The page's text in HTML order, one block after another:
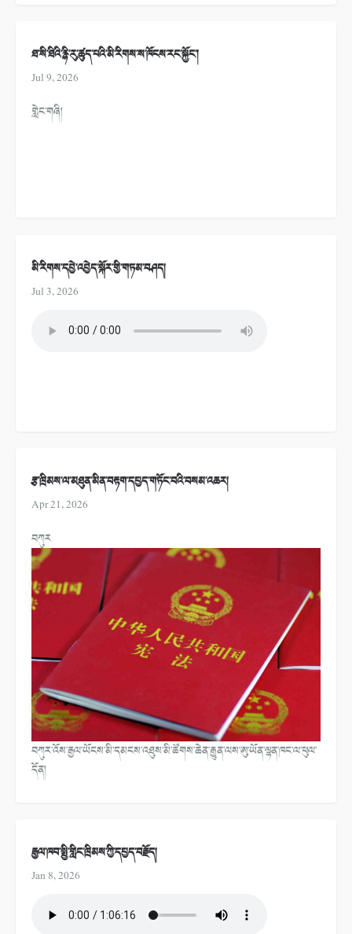
ཐ་སི་ཐིའི་རྙི་རུ་ཚུད་པའི་མི་རིགས་ས་ཁོངས་རང་སྐྱོང་།
Jul 9, 2026
གླེང་གཞི།
མི་རིགས་དབྱེ་འབྱེད་སྐོར་གྱི་གཏམ་བཤད།
Jul 3, 2026
རྩ་ཁྲིམས་ལ་མཐུན་མིན་བརྟག་དཔྱད་གཏོང་བའི་བསམ་འཆར།
Apr 21, 2026
བཀུར
བཀུར་འོས་རྒྱལ་ཡོངས་མི་དམངས་འཐུས་མི་ཚོགས་ཆེན་རྒྱུན་ལས་ཨུ་ཡོན་ལྷན་ཁང་ལ་ཕུལ་
དོན།
རྒྱལ་ཁབ་སྤྱི་གླིང་ཁྲིམས་ཀྱི་དཔྱད་བརྗོད།
Jan 8, 2026